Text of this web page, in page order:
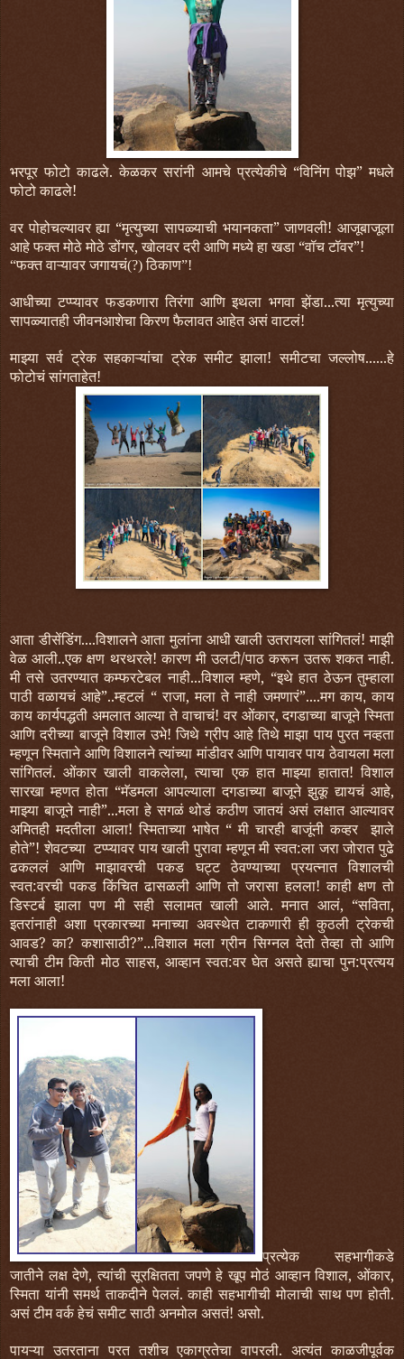
भरपूर फोटो काढले. केळकर सरांनी आमचे प्रत्येकीचे “विनिंग पोझ” मधले
फोटो काढले!
वर पोहोचल्यावर ह्या “मृत्युच्या सापळ्याची भयानकता” जाणवली! आजूबाजूला
आहे फक्त मोठे मोठे डोंगर, खोलवर दरी आणि मध्ये हा खडा “वॉच टॉवर”!
“फक्त वाऱ्यावर जगायचं(?) ठिकाण”!
आधीच्या टप्प्यावर फडकणारा तिरंगा आणि इथला भगवा झेंडा...त्या मृत्युच्या
सापळ्यातही जीवनआशेचा किरण फैलावत आहेत असं वाटलं!
माझ्या सर्व ट्रेक सहकाऱ्यांचा ट्रेक समीट झाला! समीटचा जल्लोष......हे
फोटोचं सांगताहेत!
आता डीसेंडिंग....विशालने आता मुलांना आधी खाली उतरायला सांगितलं! माझी
वेळ आली..एक क्षण थरथरले! कारण मी उलटी/पाठ करून उतरू शकत नाही.
मी तसे उतरण्यात कम्फरटेबल नाही...विशाल म्हणे, “इथे हात ठेऊन तुम्हाला
पाठी वळायचं आहे”..म्हटलं “ राजा, मला ते नाही जमणारं”....मग काय, काय
काय कार्यपद्धती अमलात आल्या ते वाचाचं! वर ओंकार, दगडाच्या बाजूने स्मिता
आणि दरीच्या बाजूने विशाल उभे! जिथे ग्रीप आहे तिथे माझा पाय पुरत नव्हता
म्हणून स्मिताने आणि विशालने त्यांच्या मांडीवर आणि पायावर पाय ठेवायला मला
सांगितलं. ओंकार खाली वाकलेला, त्याचा एक हात माझ्या हातात! विशाल
सारखा म्हणत होता “मॅडमला आपल्याला दगडाच्या बाजूने झुकू द्यायचं आहे,
माझ्या बाजूने नाही”...मला हे सगळं थोडं कठीण जातयं असं लक्षात आल्यावर
अमितही मदतीला आला! स्मिताच्या भाषेत “ मी चारही बाजूंनी कव्हर झाले
होते”! शेवटच्या टप्प्यावर पाय खाली पुरावा म्हणून मी स्वत:ला जरा जोरात पुढे
ढकललं आणि माझावरची पकड घट्ट ठेवण्याच्या प्रयत्नात विशालची
स्वत:वरची पकड किंचित ढासळली आणि तो जरासा हलला! काही क्षण तो
डिस्टर्ब झाला पण मी सही सलामत खाली आले. मनात आलं, “सविता,
इतरांनाही अशा प्रकारच्या मनाच्या अवस्थेत टाकणारी ही कुठली ट्रेकची
आवड? का? कशासाठी?”...विशाल मला ग्रीन सिग्नल देतो तेव्हा तो आणि
त्याची टीम किती मोठ साहस, आव्हान स्वत:वर घेत असते ह्याचा पुन:प्रत्यय
मला आला!
प्रत्येक सहभागीकडे
जातीने लक्ष देणे, त्यांची सूरक्षितता जपणे हे खूप मोठं आव्हान विशाल, ओंकार,
स्मिता यांनी समर्थ ताकदीने पेललं. काही सहभागीची मोलाची साथ पण होती.
असं टीम वर्क हेचं समीट साठी अनमोल असतं! असो.
पायऱ्या उतरताना परत तशीच एकाग्रतेचा वापरली. अत्यंत काळजीपूर्वक